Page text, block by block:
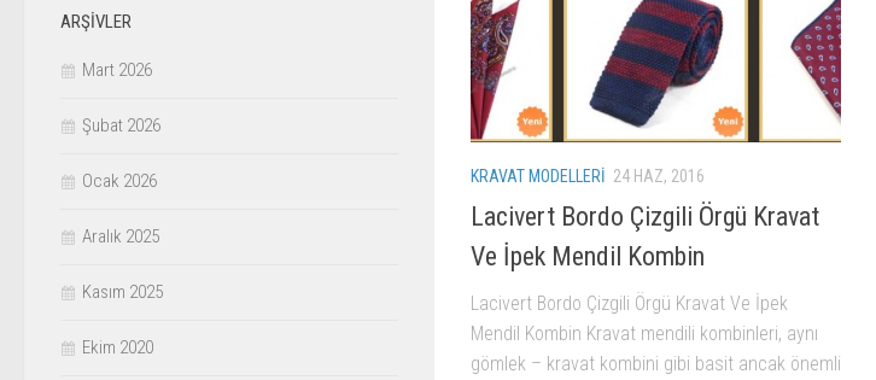
KRAVAT MODELLERI 24 HAZ, 2016
Lacivert Bordo Çizgili Örgü Kravat
Ve İpek Mendil Kombin
Lacivert Bordo Çizgili Örgü Kravat Ve İpek
Mendil Kombin Kravat mendili kombinleri, aynı
gömlek – kravat kombini gibi basit ancak önemli
ARŞIVLER
Mart 2026
Şubat 2026
Ocak 2026
Aralık 2025
Kasım 2025
Ekim 2020